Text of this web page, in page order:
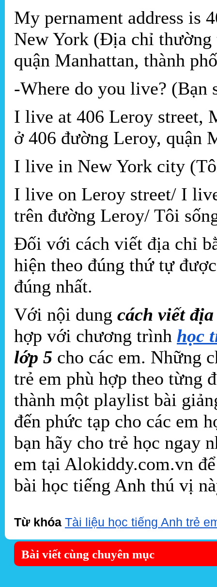
My pernament address is
New York (Địa chỉ
quận Manhattan, thành
-Where do you live? (Bạn
I live at 406 Leroy street,
ở 406 đường Leroy, quận
I live in New York city
I live on Leroy street/ I
trên đường Leroy/ Tôi
Đối với cách viết địa chỉ
hiện theo đúng thứ tự
đúng nhất.
Với nội dung cách viết
hợp với chương trình học
lớp 5 cho các em. Những
trẻ em phù hợp theo từng
thành một playlist bài
đến phức tạp cho các em
bạn hãy cho trẻ học ngay
em tại Alokiddy.com.vn
bài học tiếng Anh thú vị
Từ khóa Tài liệu học tiếng Anh trẻ
Bài viết cùng chuyên mục